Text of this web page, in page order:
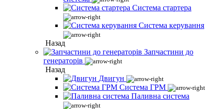
Система стартера
Система керування
Назад
Запчастини до
генераторів
Назад
Двигун
Система ГРМ
Паливна система